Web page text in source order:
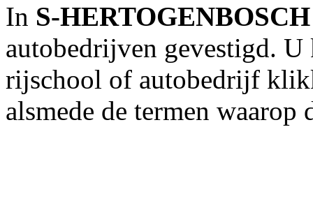
In S-HERTOGENBOSCH
autobedrijven gevestigd. U
rijschool of autobedrijf
alsmede de termen waarop